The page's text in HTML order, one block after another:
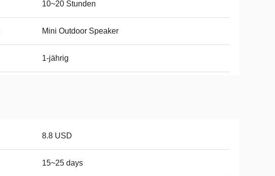
10~20 Stunden
Mini Outdoor Speaker
1-jährig
8.8 USD
15~25 days